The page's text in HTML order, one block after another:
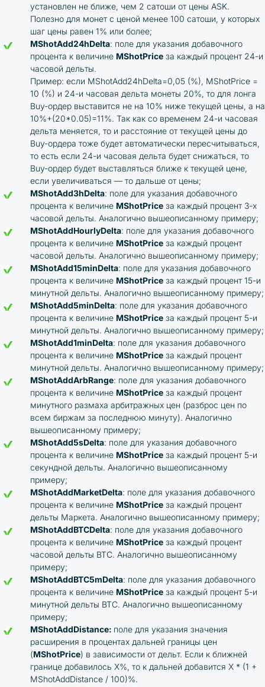
установлен не ближе, чем 2 сатоши от цены ASK.
Полезно для монет с ценой менее 100 сатоши, у которых
шаг цены равен 1% или более;
MShotAdd24hDelta: поле для указания добавочного
процента к величине MShotPrice за каждый процент 24-и
часовой дельты.
Пример: если MShotAdd24hDelta=0,05 (%), MShotPrice =
10 (%) и 24-и часовая дельта монеты 20%, то для лонга
Buy-ордер выставится не на 10% ниже текущей цены, а на
10%+(20*0.05)=11%. Так как со временем 24-и часовая
дельта меняется, то и расстояние от текущей цены до
Buy-ордера тоже будет автоматически пересчитываться,
то есть если 24-и часовая дельта будет снижаться, то
Buy-ордер будет выставляться ближе к текущей цене,
если увеличиваться — то дальше от цены;
MShotAdd3hDelta: поле для указания добавочного
процента к величине MShotPrice за каждый процент 3-х
часовой дельты. Аналогично вышеописанному примеру;
MShotAddHourlyDelta: поле для указания добавочного
процента к величине MShotPrice за каждый процент
часовой дельты. Аналогично вышеописанному примеру;
MShotAdd15minDelta: поле для указания добавочного
процента к величине MShotPrice за каждый процент 15-и
минутной дельты. Аналогично вышеописанному примеру;
MShotAdd5minDelta: поле для указания добавочного
процента к величине MShotPrice за каждый процент 5-и
минутной дельты. Аналогично вышеописанному примеру;
MShotAdd1minDelta: поле для указания добавочного
процента к величине MShotPrice за каждый процент
минутной дельты. Аналогично вышеописанному примеру;
MShotAddArbRange: поле для указания добавочного
процента к величине MShotPrice за каждый процент
минутного размаха арбитражных цен (разброс цен по
всем биржам за последнюю минуту). Аналогично
вышеописанному примеру;
MShotAdd5sDelta: поле для указания добавочного
процента к величине MShotPrice за каждый процент 5-и
секундной дельты. Аналогично вышеописанному
примеру;
MShotAddMarketDelta: поле для указания добавочного
процента к величине MShotPrice за каждый процент
дельты Маркета. Аналогично вышеописанному примеру;
MShotAddBTCDelta: поле для указания добавочного
процента к величине MShotPrice за каждый процент
часовой дельты BTC. Аналогично вышеописанному
примеру;
MShotAddBTC5mDelta: поле для указания добавочного
процента к величине MShotPrice за каждый процент 5-и
минутной дельты BTC. Аналогично вышеописанному
примеру;
MShotAddDistance: поле для указания значения
расширения в процентах дальней границы цен
(MShotPrice) в зависимости от дельт. Если к ближней
границе добавилось X%, то к дальней добавится X * (1 +
MShotAddDistance / 100)%.